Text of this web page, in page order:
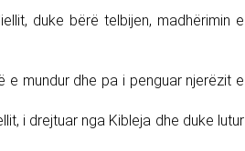
duke bërë telbijen, madhërimin e
e mundur dhe pa i penguar njerëzit e
i drejtuar nga Kibleja dhe duke lutur